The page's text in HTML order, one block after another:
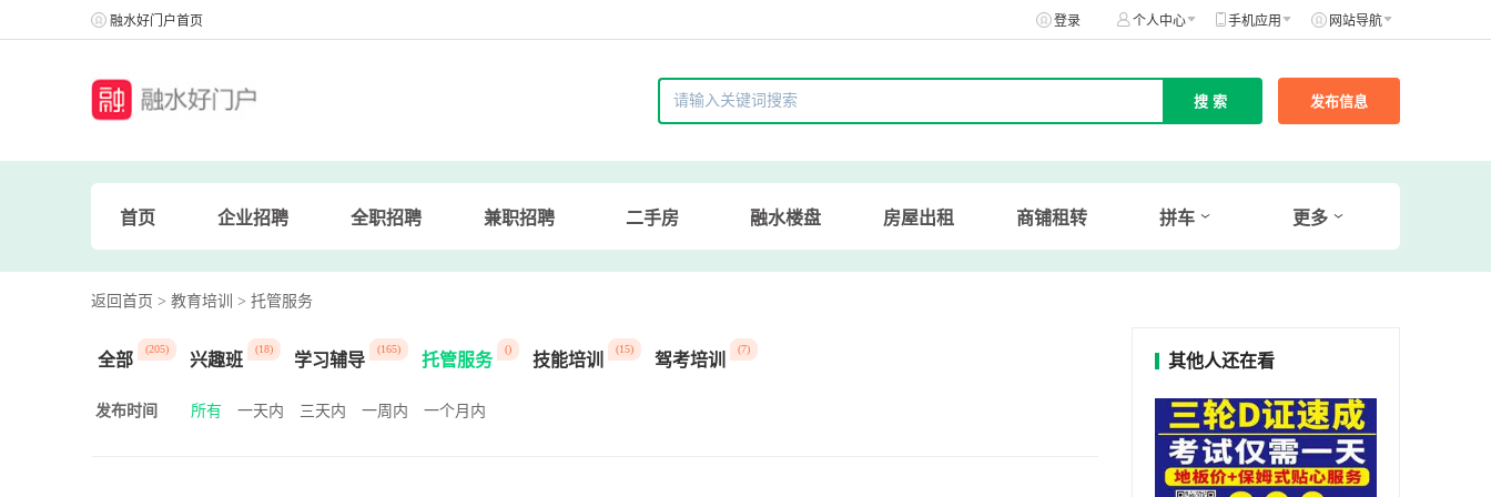
融水好门户首页 登录 个人中心 手机应用 网站导航
发布信息
首页 企业招聘 全职招聘 兼职招聘 二手房 融水楼盘 房屋出租 商铺租转 拼车 更多
返回首页 > 教育培训 > 托管服务
全部
(205)
兴趣班
(18)
学习辅导
(165)
托管服务
()
技能培训
(15)
驾考培训
(7)
发布时间 所有 一天内 三天内 一周内 一个月内
其他人还在看